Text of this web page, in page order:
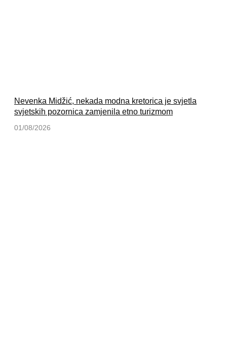
Nevenka Midžić, nekada modna kretorica je svjetla
svjetskih pozornica zamjenila etno turizmom
01/08/2026